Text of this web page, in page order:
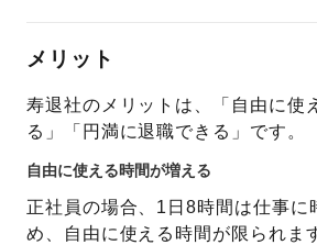
メリット
寿退社のメリットは、「自由に使
る」「円満に退職できる」です。
自由に使える時間が増える
正社員の場合、1日8時間は仕事に
め、自由に使える時間が限られま